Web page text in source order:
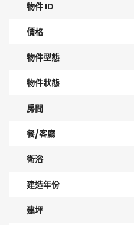
物件 ID
價格
物件型態
物件狀態
房間
餐/客廳
衛浴
建造年份
建坪